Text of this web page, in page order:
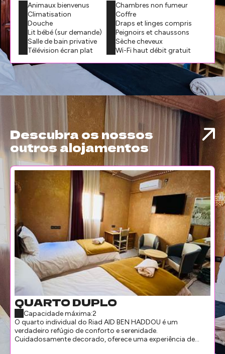
Animaux bienvenus
Chambres non fumeur
Climatisation
Coffre
Douche
Draps et linges compris
Lit bébé (sur demande)
Peignoirs et chaussons
Salle de bain privative
Sèche cheveux
Télévision écran plat
Wi-Fi haut débit gratuit
Descubra os nossos
outros alojamentos
QUARTO DUPLO
Capacidade máxima:2
O quarto individual do Riad AID BEN HADDOU é um
verdadeiro refúgio de conforto e serenidade.
Cuidadosamente decorado, oferece uma experiência de